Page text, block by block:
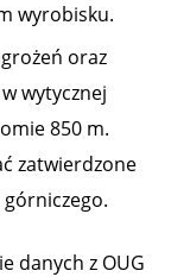
wyrobisku.
oraz
wytycznej
850 m.
zatwierdzone
danych z OUG